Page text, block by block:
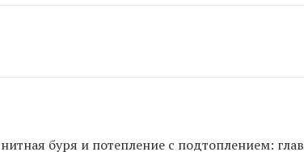
буря и потепление с подтоплением: